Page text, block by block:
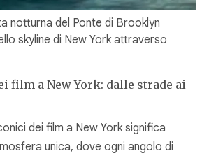
notturna del Ponte di Brooklyn
skyline di New York attraverso
film a New York: dalle strade ai
dei film a New York significa
unica, dove ogni angolo di